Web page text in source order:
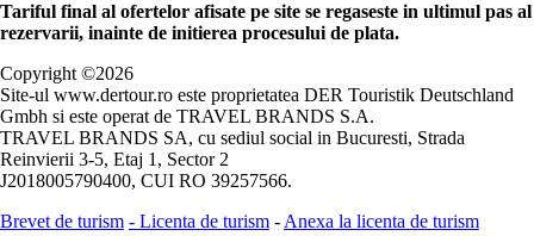
Tariful final al ofertelor afisate pe site se regaseste in ultimul pas al
rezervarii, inainte de initierea procesului de plata.
Copyright ©2026
Site-ul www.dertour.ro este proprietatea DER Touristik Deutschland
Gmbh si este operat de TRAVEL BRANDS S.A.
TRAVEL BRANDS SA, cu sediul social in Bucuresti, Strada
Reinvierii 3-5, Etaj 1, Sector 2
J2018005790400, CUI RO 39257566.
Brevet de turism - Licenta de turism - Anexa la licenta de turism